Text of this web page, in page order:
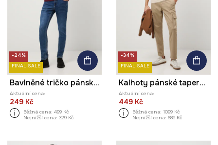
-24%
FINAL SALE
Bavlněné tričko pánské s potištěným elastanem
Aktuální cena:
249 Kč
Běžná cena: 499 Kč
Nejnižší cena: 329 Kč
-34%
FINAL SALE
Kalhoty pánské tapered, s cargo kapsami
Aktuální cena:
449 Kč
Běžná cena: 1099 Kč
Nejnižší cena: 689 Kč